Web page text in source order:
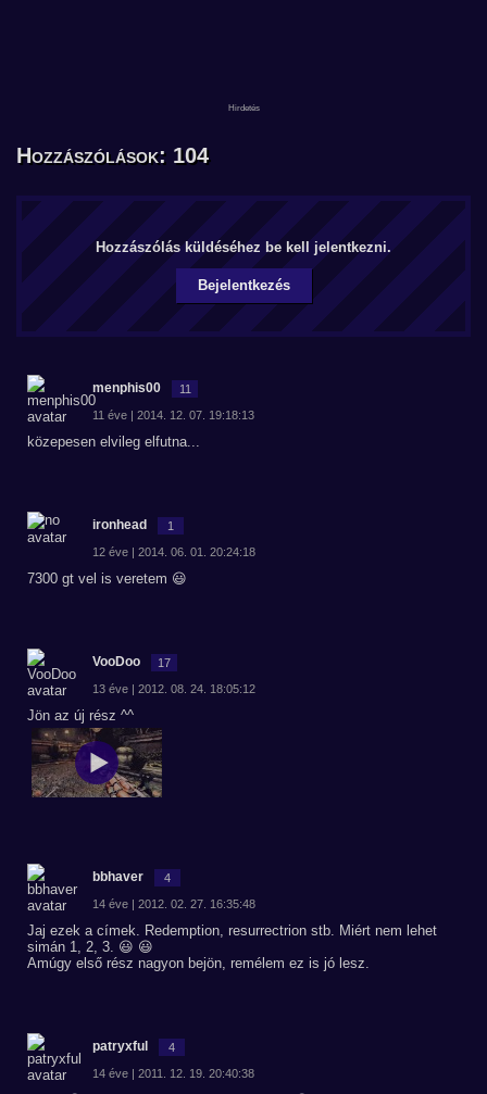
Hozzászólások: 104
Hozzászólás küldéséhez be kell jelentkezni.
Bejelentkezés
menphis00 11
11 éve | 2014. 12. 07. 19:18:13
közepesen elvileg elfutna...
ironhead 1
12 éve | 2014. 06. 01. 20:24:18
7300 gt vel is veretem 😃
VooDoo 17
13 éve | 2012. 08. 24. 18:05:12
Jön az új rész ^^
bbhaver 4
14 éve | 2012. 02. 27. 16:35:48
Jaj ezek a címek. Redemption, resurrectrion stb. Miért nem lehet
simán 1, 2, 3. 😃 😃
Amúgy első rész nagyon bejön, remélem ez is jó lesz.
patryxful 4
14 éve | 2011. 12. 19. 20:40:38